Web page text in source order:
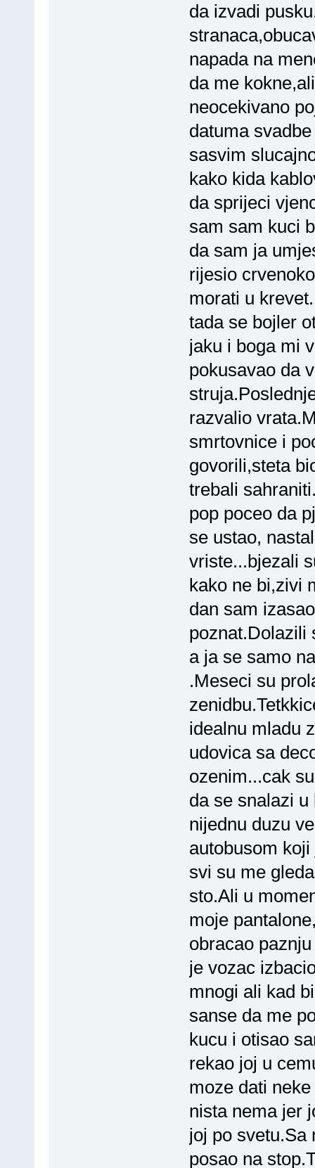
da izvadi
napada na
da me
neocekivano
datuma
sasvim
kako kida
da sprijeci
sam sam kuci
da sam ja
rijesio
morati u
tada se bojler
jaku i boga mi
pokusavao da
razvalio
smrtovnice i
govorili,steta
trebali
pop poceo da
se ustao,
vriste...bjezali
kako ne bi,zivi
dan sam
poznat.Dolazili
a ja se samo
.Meseci su
idealnu mladu
udovica sa
ozenim...cak
da se snalazi
nijednu duzu
autobusom
svi su me
sto.Ali u
moje
obracao
je vozac
mnogi ali kad
sanse da me
kucu i otisao
rekao joj u
moze dati
nista nema jer
joj po svetu.Sa
posao na